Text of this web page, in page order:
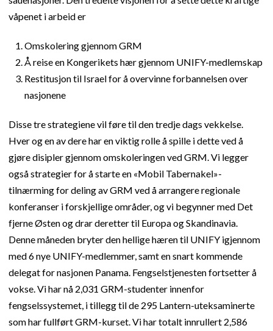
våpenet i arbeid er
Omskolering gjennom GRM
Å reise en Kongerikets hær gjennom UNIFY-medlemskap
Restitusjon til Israel for å overvinne forbannelsen over
nasjonene
Disse tre strategiene vil føre til den tredje dags vekkelse.
Hver og en av dere har en viktig rolle å spille i dette ved å
gjøre disipler gjennom omskoleringen ved GRM. Vi legger
også strategier for å starte en «Mobil Tabernakel»-
tilnærming for deling av GRM ved å arrangere regionale
konferanser i forskjellige områder, og vi begynner med Det
fjerne Østen og drar deretter til Europa og Skandinavia.
Denne måneden bryter den hellige hæren til UNIFY igjennom
med 6 nye UNIFY-medlemmer, samt en snart kommende
delegat for nasjonen Panama. Fengselstjenesten fortsetter å
vokse. Vi har nå 2,031 GRM-studenter innenfor
fengselssystemet, i tillegg til de 295 Lantern-uteksaminerte
som har fullført GRM-kurset. Vi har totalt innrullert 2,586